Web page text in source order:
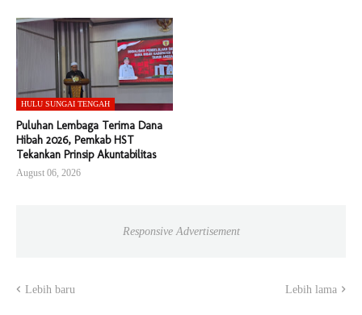
HULU SUNGAI TENGAH
Puluhan Lembaga Terima Dana
Hibah 2026, Pemkab HST
Tekankan Prinsip Akuntabilitas
August 06, 2026
Responsive Advertisement
Lebih baru Lebih lama